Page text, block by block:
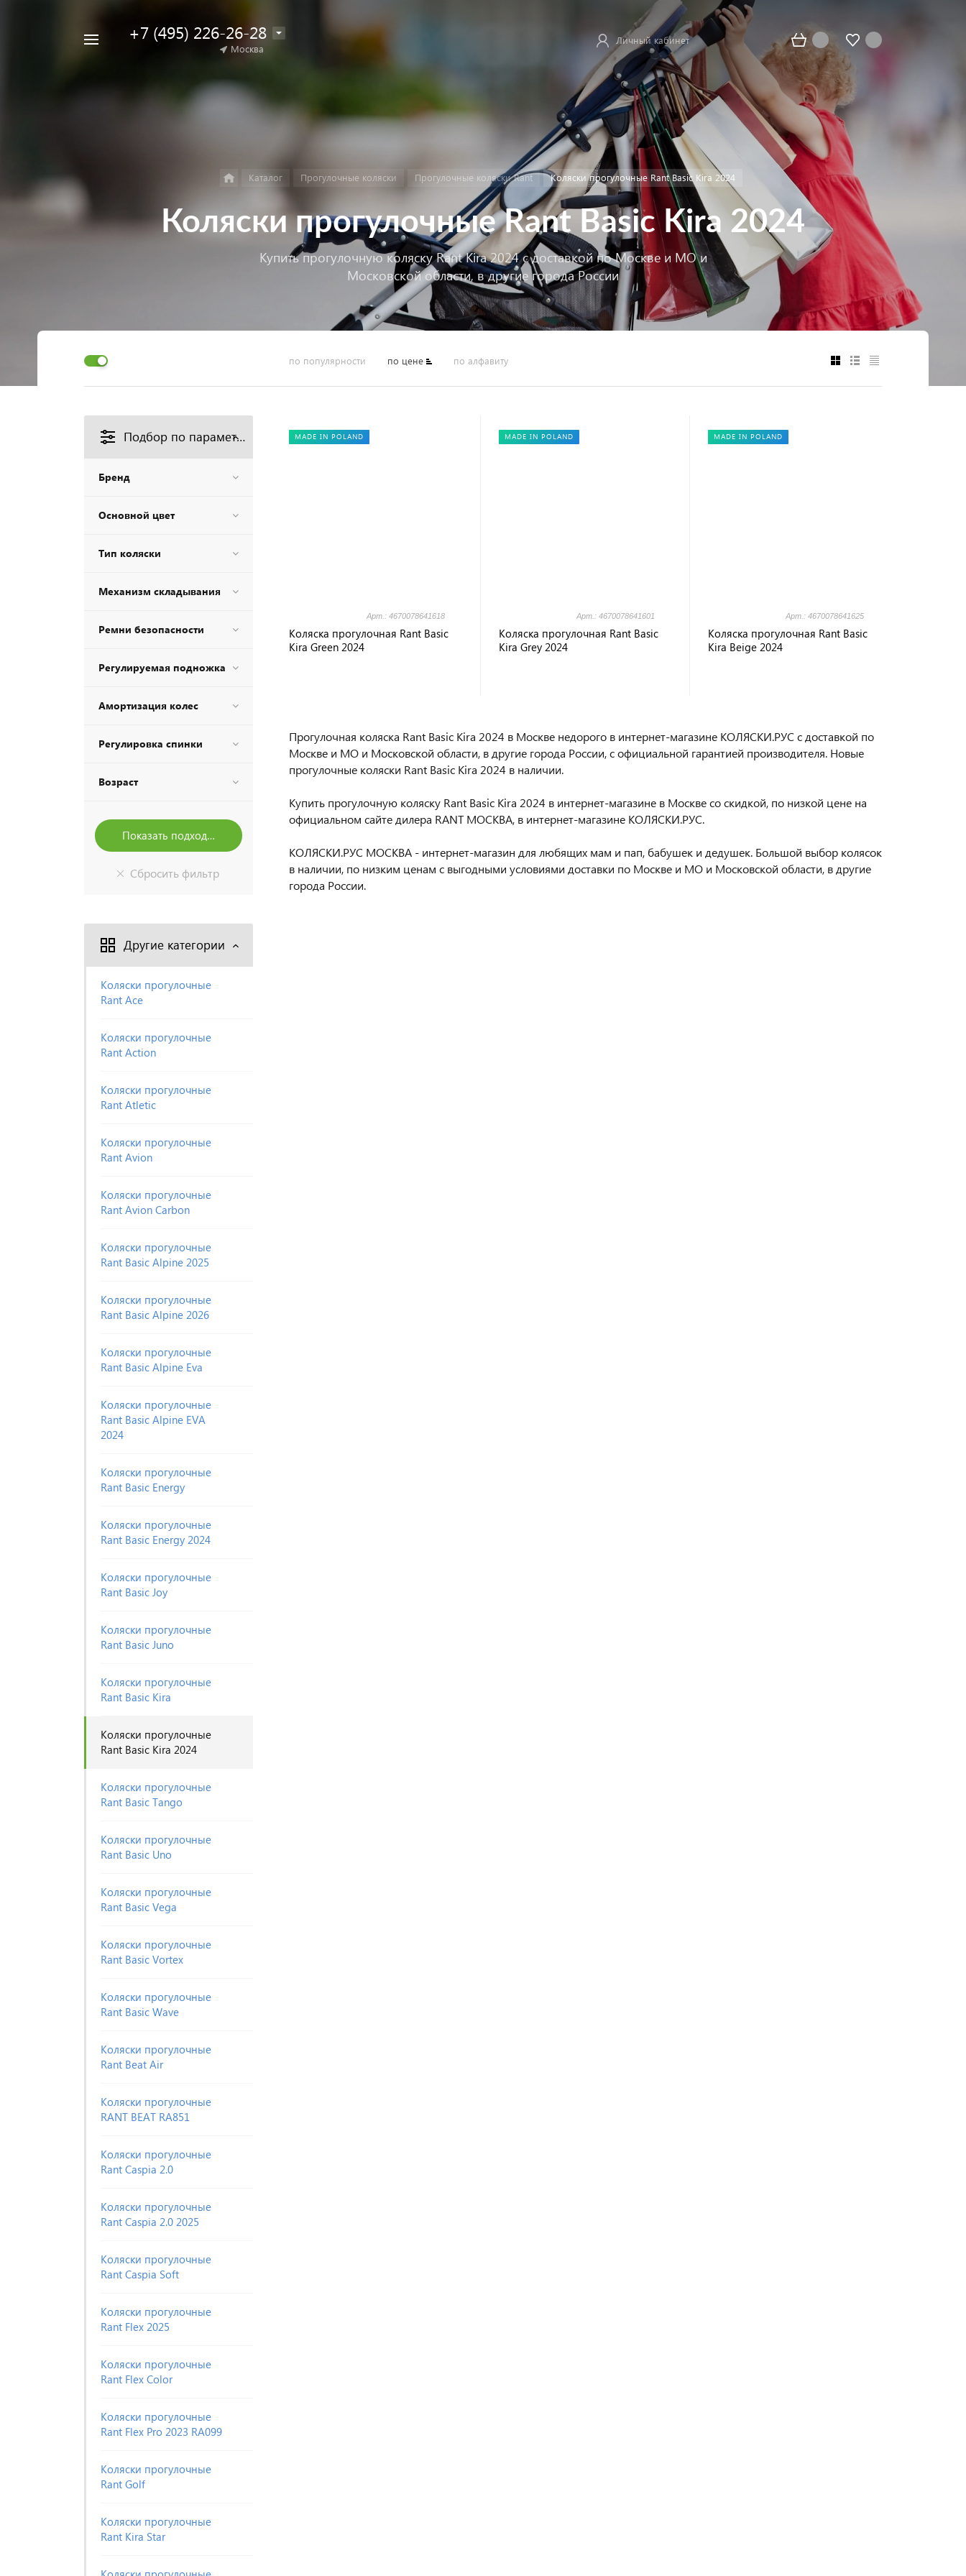
+7 (495) 226-26-28
Москва
Личный кабинет
Каталог Прогулочные коляски Прогулочные коляски Rant Коляски прогулочные Rant Basic Kira 2024
Коляски прогулочные Rant Basic Kira 2024
Купить прогулочную коляску Rant Kira 2024 с доставкой по Москве и МО и
Московской области, в другие города России
по популярности по цене по алфавиту
Подбор по параметрам
Бренд
Основной цвет
Тип коляски
Механизм складывания
Ремни безопасности
Регулируемая подножка
Амортизация колес
Регулировка спинки
Возраст
Другие категории
Коляски прогулочные
Rant Ace
Коляски прогулочные
Rant Action
Коляски прогулочные
Rant Atletic
Коляски прогулочные
Rant Avion
Коляски прогулочные
Rant Avion Сarbon
Коляски прогулочные
Rant Basic Alpine 2025
Коляски прогулочные
Rant Basic Alpine 2026
Коляски прогулочные
Rant Basic Alpine Eva
Коляски прогулочные
Rant Basic Alpine EVA
2024
Коляски прогулочные
Rant Basic Energy
Коляски прогулочные
Rant Basic Energy 2024
Коляски прогулочные
Rant Basic Joy
Коляски прогулочные
Rant Basic Juno
Коляски прогулочные
Rant Basic Kira
Коляски прогулочные
Rant Basic Kira 2024
Коляски прогулочные
Rant Basic Tango
Коляски прогулочные
Rant Basic Uno
Коляски прогулочные
Rant Basic Vega
Коляски прогулочные
Rant Basic Vortex
Коляски прогулочные
Rant Basic Wave
Коляски прогулочные
Rant Beat Air
Коляски прогулочные
RANT BEAT RA851
Коляски прогулочные
Rant Caspia 2.0
Коляски прогулочные
Rant Caspia 2.0 2025
Коляски прогулочные
Rant Caspia Soft
Коляски прогулочные
Rant Flex 2025
Коляски прогулочные
Rant Flex Color
Коляски прогулочные
Rant Flex Pro 2023 RA099
Коляски прогулочные
Rant Golf
Коляски прогулочные
Rant Kira Star
MADE IN POLAND
Арт.: 4670078641618
Коляска прогулочная Rant Basic
Kira Green 2024
MADE IN POLAND
Арт.: 4670078641601
Коляска прогулочная Rant Basic
Kira Grey 2024
MADE IN POLAND
Арт.: 4670078641625
Коляска прогулочная Rant Basic
Kira Beige 2024
Прогулочная коляска Rant Basic Kira 2024 в Москве недорого в интернет-магазине КОЛЯСКИ.РУС с доставкой по
Москве и МО и Московской области, в другие города России, с официальной гарантией производителя. Новые
прогулочные коляски Rant Basic Kira 2024 в наличии.
Купить прогулочную коляску Rant Basic Kira 2024 в интернет-магазине в Москве со скидкой, по низкой цене на
официальном сайте дилера RANT МОСКВА, в интернет-магазине КОЛЯСКИ.РУС.
КОЛЯСКИ.РУС МОСКВА - интернет-магазин для любящих мам и пап, бабушек и дедушек. Большой выбор колясок
в наличии, по низким ценам с выгодными условиями доставки по Москве и МО и Московской области, в другие
города России.